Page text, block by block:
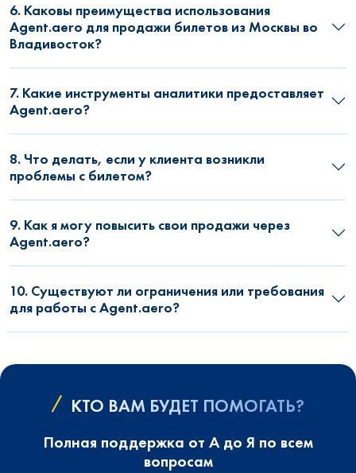
6. Каковы преимущества использования
Agent.aero для продажи билетов из Москвы во
Владивосток?
7. Какие инструменты аналитики предоставляет
Agent.aero?
8. Что делать, если у клиента возникли
проблемы с билетом?
9. Как я могу повысить свои продажи через
Agent.aero?
10. Существуют ли ограничения или требования
для работы с Agent.aero?
КТО ВАМ БУДЕТ ПОМОГАТЬ?
Полная поддержка от А до Я по всем
вопросам